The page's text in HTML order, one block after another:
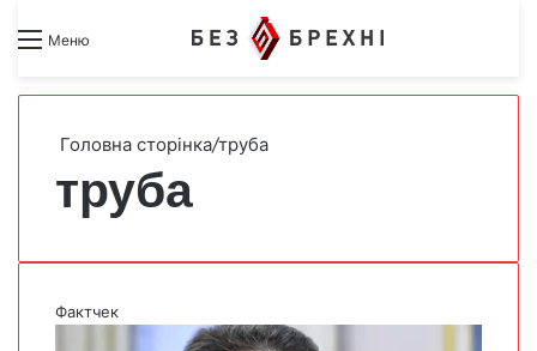
Меню Search forSwitch skin
Головна сторінка/труба
труба
Фактчек